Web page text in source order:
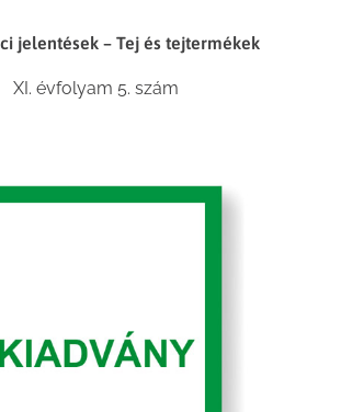
jelentések – Tej és tejtermékek
XI. évfolyam 5. szám